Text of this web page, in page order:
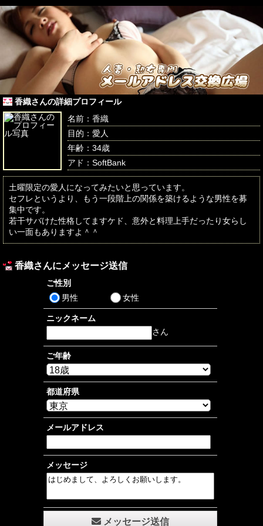
香織さんの詳細プロフィール
名前：香織
目的：愛人
年齢：34歳
アド：SoftBank
土曜限定の愛人になってみたいと思っています。
セフレというより、もう一段階上の関係を築けるような男性を募
集中です。
若干サバけた性格してますケド、意外と料理上手だったり女らし
い一面もありますよ＾＾
香織さんにメッセージ送信